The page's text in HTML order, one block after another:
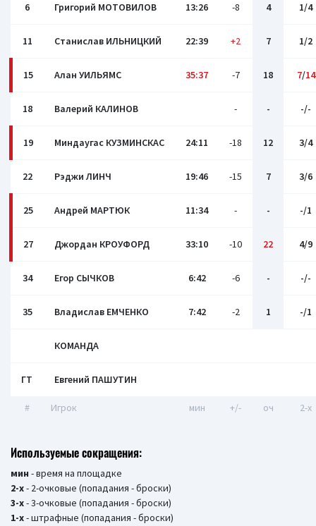
6 Григорий МОТОВИЛОВ 13:26 -8 4 1/4
11 Станислав ИЛЬНИЦКИЙ 22:39 +2 7 1/2
15 Алан УИЛЬЯМС 35:37 -7 18 7/14
18 Валерий КАЛИНОВ - - -/-
19 Миндаугас КУЗМИНСКАС 24:11 -18 12 3/4
22 Рэджи ЛИНЧ 19:46 -15 7 3/6
25 Андрей МАРТЮК 11:34 - - -/1
27 Джордан КРОУФОРД 33:10 -10 22 4/9
34 Егор СЫЧКОВ 6:42 -6 - -/-
35 Владислав ЕМЧЕНКО 7:42 -2 1 -/1
КОМАНДА
ГТ Евгений ПАШУТИН
# Игрок мин +/- оч 2-x
Используемые сокращения:
мин - время на площадке
2-х- 2-очковые (попадания - броски)
3-х- 3-очковые (попадания - броски)
1-х- штрафные (попадания - броски)